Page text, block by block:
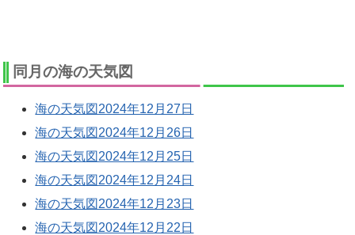
同月の海の天気図
海の天気図2024年12月27日
海の天気図2024年12月26日
海の天気図2024年12月25日
海の天気図2024年12月24日
海の天気図2024年12月23日
海の天気図2024年12月22日